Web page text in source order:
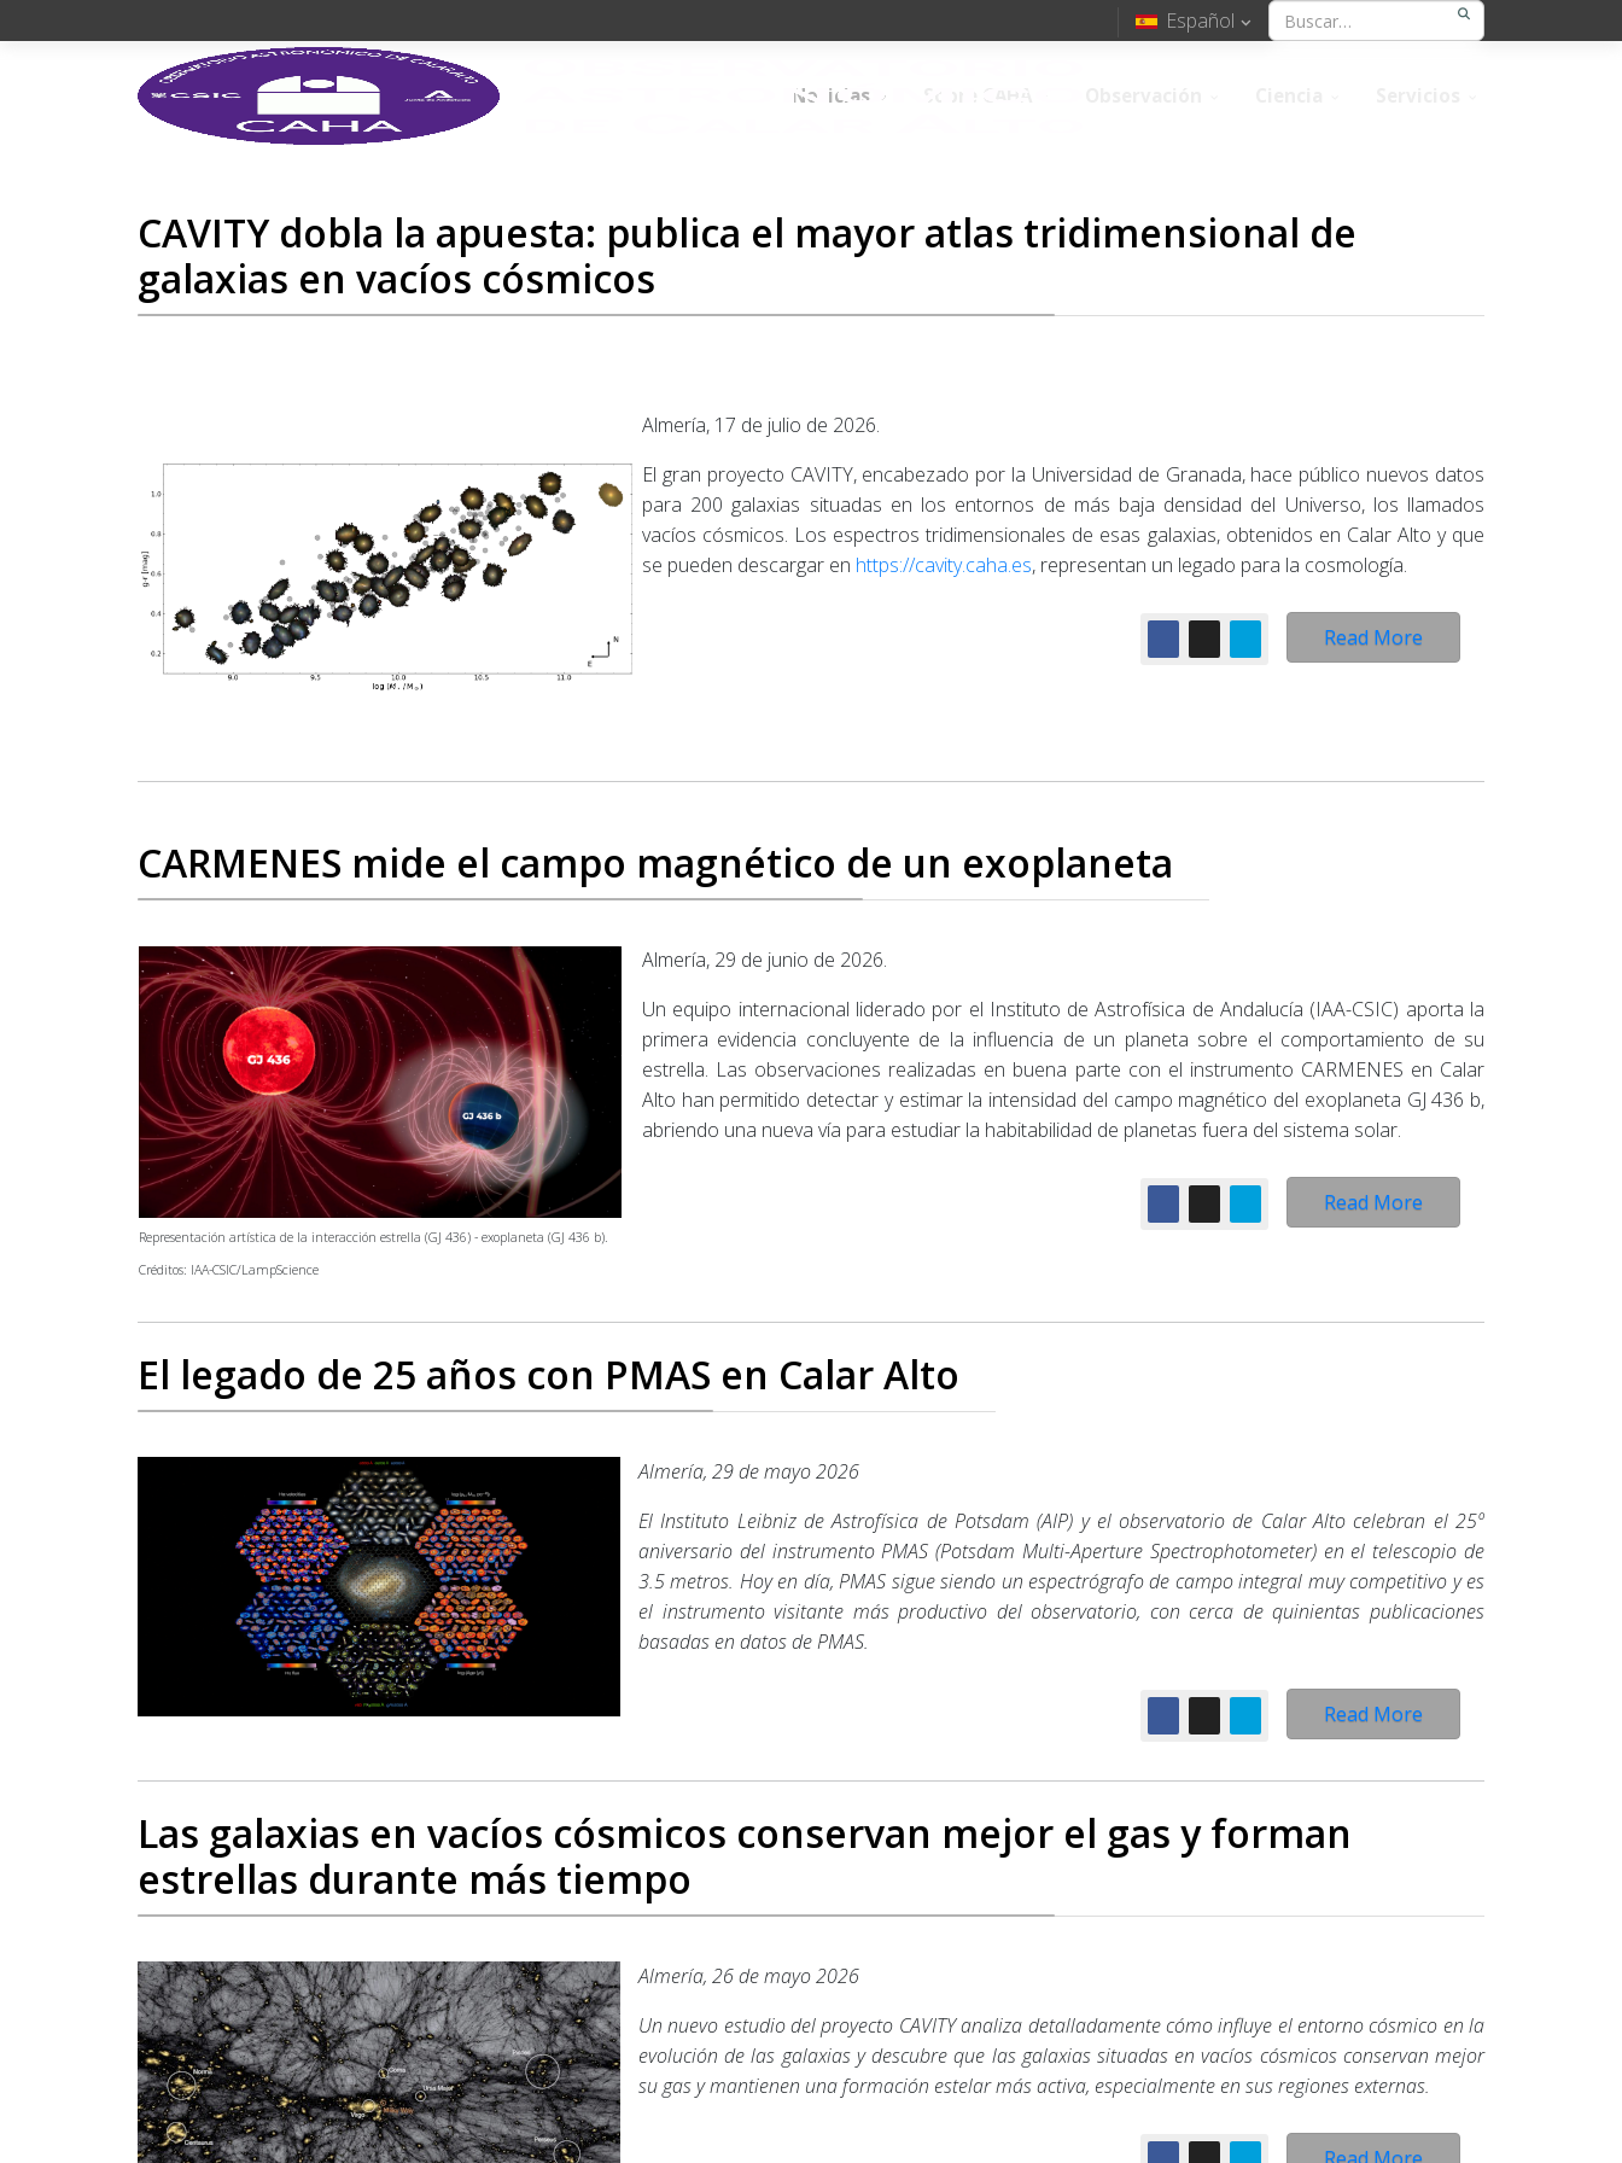
Español
Noticias
CAVITY dobla la apuesta: publica el mayor atlas tridimensional de
galaxias en vacíos cósmicos
Almería, 17 de julio de 2026.
El gran proyecto CAVITY, encabezado por la Universidad de Granada, hace público nuevos datos
para 200 galaxias situadas en los entornos de más baja densidad del Universo, los llamados
vacíos cósmicos. Los espectros tridimensionales de esas galaxias, obtenidos en Calar Alto y que
se pueden descargar en https://cavity.caha.es, representan un legado para la cosmología.
Read More
CARMENES mide el campo magnético de un exoplaneta
Representación artística de la interacción estrella (GJ 436) - exoplaneta (GJ 436 b).
Créditos: IAA-CSIC/LampScience
Almería, 29 de junio de 2026.
Un equipo internacional liderado por el Instituto de Astrofísica de Andalucía (IAA-CSIC) aporta la
primera evidencia concluyente de la influencia de un planeta sobre el comportamiento de su
estrella. Las observaciones realizadas en buena parte con el instrumento CARMENES en Calar
Alto han permitido detectar y estimar la intensidad del campo magnético del exoplaneta GJ 436 b,
abriendo una nueva vía para estudiar la habitabilidad de planetas fuera del sistema solar.
Read More
El legado de 25 años con PMAS en Calar Alto
Almería, 29de mayo 2026
El Instituto Leibniz de Astrofísica de Potsdam (AIP) y el observatorio de Calar Alto celebran el 25º
aniversario del instrumento PMAS (Potsdam Multi-Aperture Spectrophotometer) en el telescopio de
3.5 metros. Hoy en día, PMAS sigue siendo un espectrógrafo de campo integral muy competitivo y es
el instrumento visitante más productivo del observatorio, con cerca de quinientas publicaciones
basadas en datos de PMAS.
Read More
Las galaxias en vacíos cósmicos conservan mejor el gas y forman
estrellas durante más tiempo
Almería, 26 de mayo 2026
Un nuevo estudio del proyecto CAVITY analiza detalladamente cómo influye el entorno cósmico en la
evolución de las galaxias y descubre que las galaxias situadas en vacíos cósmicos conservan mejor
su gas y mantienen una formación estelar más activa, especialmente en sus regiones externas.